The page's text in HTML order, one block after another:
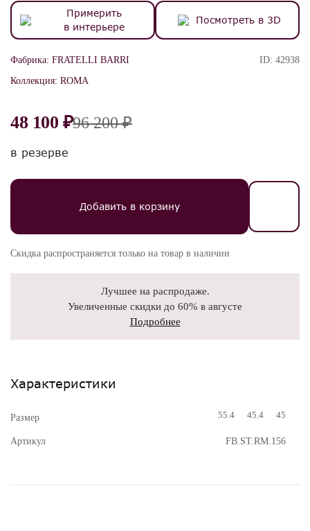
Примерить
в интерьере
Посмотреть в 3D
Фабрика: FRATELLI BARRI
Коллекция: ROMA
ID: 42938
48 100 ₽96 200 ₽
в резерве
Добавить в корзину
Скидка распространяется только на товар в наличии
Лучшее на распродаже.
Увеличенные скидки до 60% в августе
Подробнее
Характеристики
Размер 55.4 45.4 45
Артикул FB.ST.RM.156